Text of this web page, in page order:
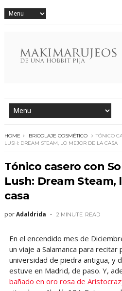
HOME BRICOLAJE COSMÉTICO
TÓNICO
LUSH: DREAM STEAM, LO MEJOR DE LA CASA
Tónico casero con
Lush: Dream Steam,
casa
porAdaldrida 2 MINUTE READ
En el encendido mes de
un viaje a Salamanca para recitar
universidad de piedra antigua, y
estuve en Madrid, de paso. Y,
bañado en oro rosa de